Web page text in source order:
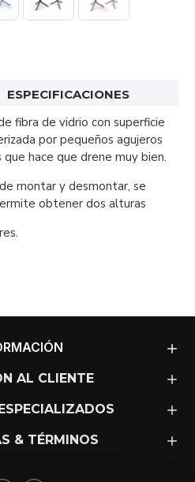
ESPECIFICACIONES
fibra de vidrio con superficie
por pequeños agujeros
hace que drene muy bien.
montar y desmontar, se
obtener dos alturas
AL CLIENTE
& TÉRMINOS